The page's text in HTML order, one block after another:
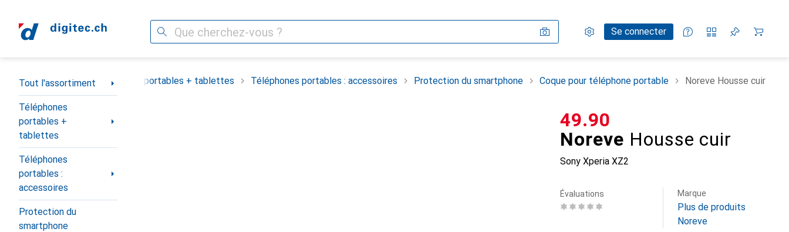
Recherche Paramètres
Compte clientSe connecter
Listes de comparaison
Listes d'envies
Panier
Navigation par catégorie
Tout l'assortiment
Téléphones
portables +
tablettes
Téléphones
portables :
accessoires
Protection du
smartphone
Tout l'assortiment Téléphones portables + tablettes Téléphones portables : accessoires Protection du smartphone Coque pour téléphone portable Noreve Housse cuir
Noreve Housse cuir
Sony Xperia XZ2
CHF
49.90
Évaluations Marque
Plus de produits
Noreve